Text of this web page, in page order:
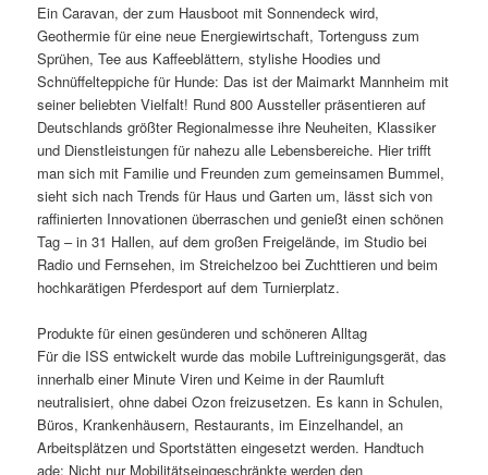
Ein Caravan, der zum Hausboot mit Sonnendeck wird,
Geothermie für eine neue Energiewirtschaft, Tortenguss zum
Sprühen, Tee aus Kaffeeblättern, stylishe Hoodies und
Schnüffelteppiche für Hunde: Das ist der Maimarkt Mannheim mit
seiner beliebten Vielfalt! Rund 800 Aussteller präsentieren auf
Deutschlands größter Regionalmesse ihre Neuheiten, Klassiker
und Dienstleistungen für nahezu alle Lebensbereiche. Hier trifft
man sich mit Familie und Freunden zum gemeinsamen Bummel,
sieht sich nach Trends für Haus und Garten um, lässt sich von
raffinierten Innovationen überraschen und genießt einen schönen
Tag – in 31 Hallen, auf dem großen Freigelände, im Studio bei
Radio und Fernsehen, im Streichelzoo bei Zuchttieren und beim
hochkarätigen Pferdesport auf dem Turnierplatz.
Produkte für einen gesünderen und schöneren Alltag
Für die ISS entwickelt wurde das mobile Luftreinigungsgerät, das
innerhalb einer Minute Viren und Keime in der Raumluft
neutralisiert, ohne dabei Ozon freizusetzen. Es kann in Schulen,
Büros, Krankenhäusern, Restaurants, im Einzelhandel, an
Arbeitsplätzen und Sportstätten eingesetzt werden. Handtuch
ade: Nicht nur Mobilitätseingeschränkte werden den